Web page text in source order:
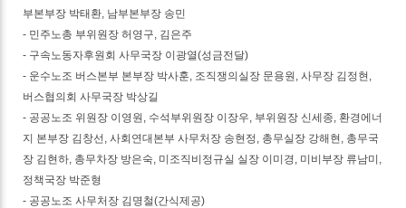
부본부장 박태환, 남부본부장 송민
- 민주노총 부위원장 허영구, 김은주
- 구속노동자후원회 사무국장 이광열(성금전달)
- 운수노조 버스본부 본부장 박사훈, 조직쟁의실장 문용원, 사무장 김정현,
버스협의회 사무국장 박상길
- 공공노조 위원장 이영원, 수석부위원장 이장우, 부위원장 신세종, 환경에너
지 본부장 김창선, 사회연대본부 사무처장 송현정, 총무실장 강해현, 총무국
장 김현하, 총무차장 방은숙, 미조직비정규실 실장 이미경, 미비부장 류남미,
정책국장 박준형
- 공공노조 사무처장 김명철(간식제공)